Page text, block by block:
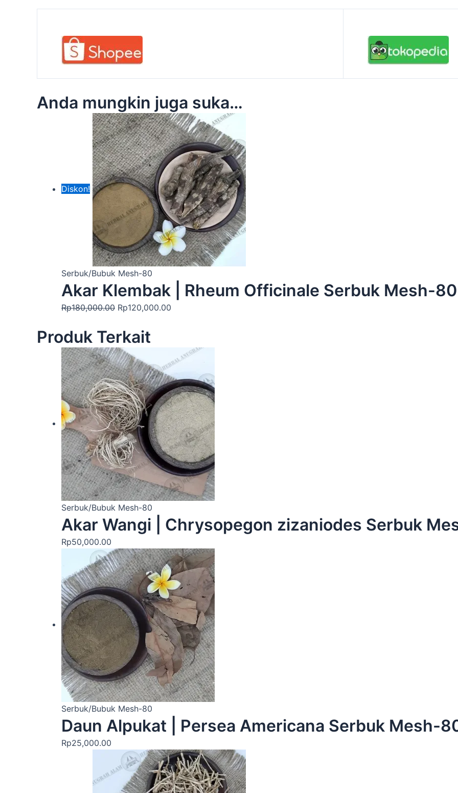
Anda mungkin juga suka…
Diskon!
Serbuk/Bubuk Mesh-80
Akar Klembak | Rheum Officinale Serbuk Mesh-80
Rp180,000.00 Rp120,000.00
Produk Terkait
Serbuk/Bubuk Mesh-80
Akar Wangi | Chrysopegon zizaniodes Serbuk
Rp50,000.00
Serbuk/Bubuk Mesh-80
Daun Alpukat | Persea Americana Serbuk Mesh-
Rp25,000.00